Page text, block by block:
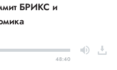
БРИКС и
48:40